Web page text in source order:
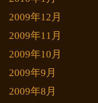
2009年12月
2009年11月
2009年10月
2009年9月
2009年8月